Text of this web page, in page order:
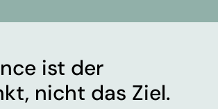
ist der
, nicht das Ziel.